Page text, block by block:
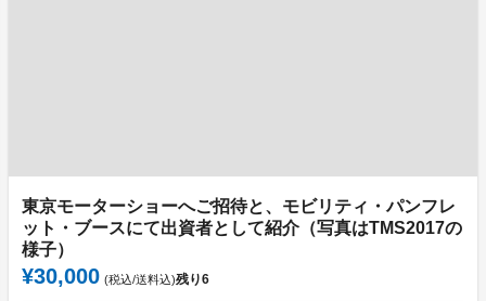
東京モーターショーへご招待と、モビリティ・パンフレ
ット・ブースにて出資者として紹介（写真はTMS2017の
様子）
¥30,000 (税込/送料込)残り6